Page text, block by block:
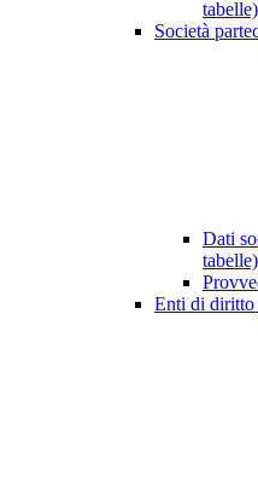
tabelle)
Società
Dati
tabelle)
Enti di diritto